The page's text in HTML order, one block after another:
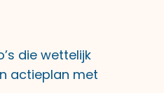
die wettelijk
actieplan met